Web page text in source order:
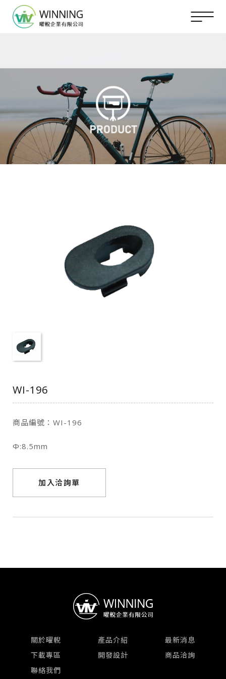
WI-196
商品編號：WI-196
Φ:8.5mm
加入洽詢單
關於曜輗 產品介紹
最新消息
下載專區
開發設計
商品洽詢
聯絡我們